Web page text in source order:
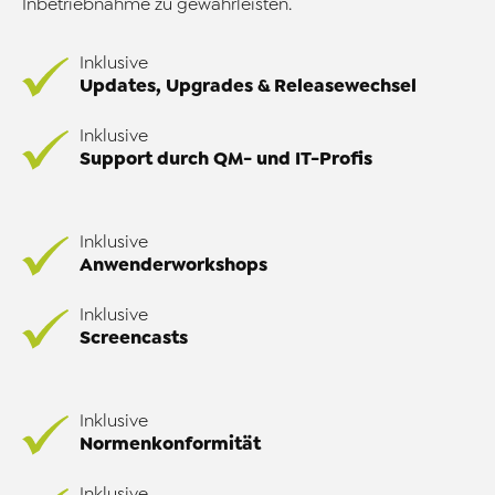
Inbetriebnahme zu gewährleisten.
Inklusive
Updates, Upgrades & Releasewechsel
Inklusive
Support durch QM- und IT-Profis
Inklusive
Anwenderworkshops
Inklusive
Screencasts
Inklusive
Normenkonformität